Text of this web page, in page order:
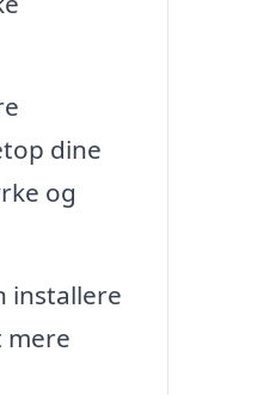
dine
og
installere
mere